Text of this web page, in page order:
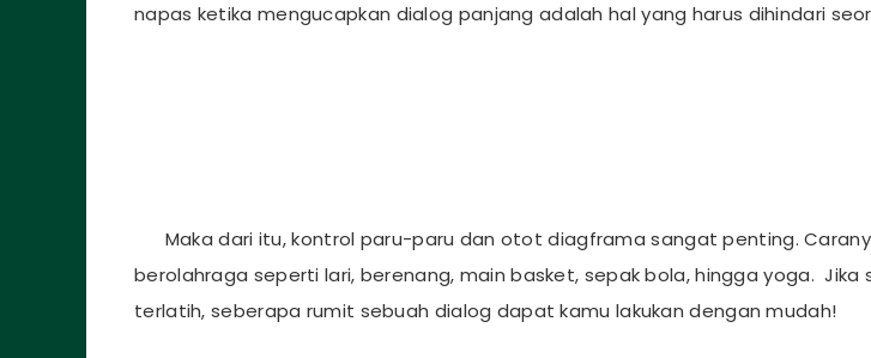
napas ketika mengucapkan dialog panjang adalah hal yang harus dihindari
Maka dari itu, kontrol paru-paru dan otot diagframa sangat penting.
berolahraga seperti lari, berenang, main basket, sepak bola, hingga yoga. Jika
terlatih, seberapa rumit sebuah dialog dapat kamu lakukan dengan mudah!